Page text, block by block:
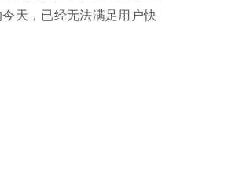
天，已经无法满足用户快